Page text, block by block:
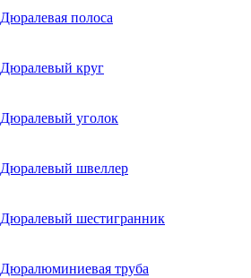
Дюралевая полоса
Дюралевый круг
Дюралевый уголок
Дюралевый швеллер
Дюралевый шестигранник
Дюралюминиевая труба